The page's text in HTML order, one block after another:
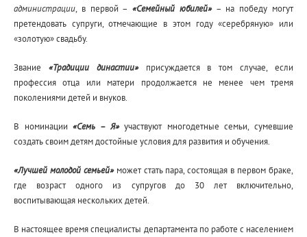
администрации, в первой –«Семейный юбилей»– на победу могут
претендовать супруги, отмечающие в этом году «серебряную» или
«золотую» свадьбу.
Звание «Традиции династии»присуждается в том случае, если
профессия отца или матери продолжается не менее чем тремя
поколениями детей и внуков.
В номинации«Семь – Я»участвуют многодетные семьи, сумевшие
создать своим детям достойные условия для развития и обучения.
«Лучшей молодой семьей»может стать пара, состоящая в первом браке,
где возраст одного из супругов до 30 лет включительно,
воспитывающая нескольких детей.
В настоящее время специалисты департамента по работе с населением